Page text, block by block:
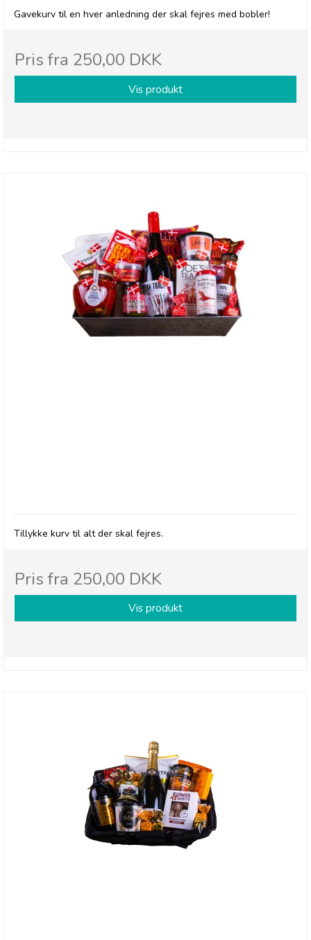
Gavekurv til en hver anledning der skal fejres med bobler!
Pris fra 250,00 DKK
Vis produkt
Tillykke kurv til alt der skal fejres.
Pris fra 250,00 DKK
Vis produkt